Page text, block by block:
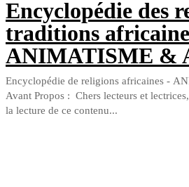
Encyclopédie des
traditions
ANIMATISME &
Encyclopédie de religions africaines -
Avant Propos : Chers lecteurs et
la lecture de ce contenu...